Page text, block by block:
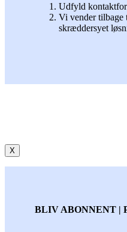
Udfyld
Vi vender tilbage
skræddersyet
X
BLIV ABONNENT |